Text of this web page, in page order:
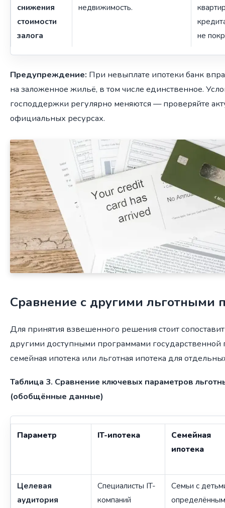
снижения
стоимости
залога
недвижимость.
не
Предупреждение: При невыплате ипотеки банк
на заложенное жильё, в том числе единственное.
господдержки регулярно меняются — проверяйте
официальных ресурсах.
Сравнение с другими льготными
Для принятия взвешенного решения стоит
другими доступными программами государственной
семейная ипотека или льготная ипотека для
Таблица 3. Сравнение ключевых параметров
(обобщённые данные)
Параметр IT-ипотека
Семейная
ипотека
Целевая
аудитория
Специалисты IT-
компаний
Семьи с